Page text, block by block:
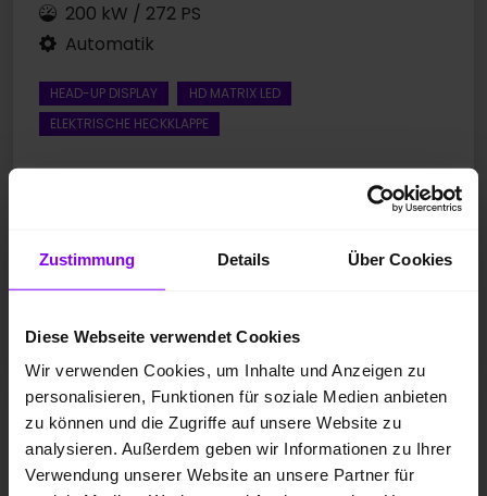
Zustimmung Details Über Cookies
Diese Webseite verwendet Cookies
Wir verwenden Cookies, um Inhalte und Anzeigen zu
personalisieren, Funktionen für soziale Medien anbieten
zu können und die Zugriffe auf unsere Website zu
analysieren. Außerdem geben wir Informationen zu Ihrer
Verwendung unserer Website an unsere Partner für
200 kW / 272 PS
Automatik
HEAD-UP DISPLAY
HD MATRIX LED
ELEKTRISCHE HECKKLAPPE
Fahrzeugangebot der Hülpert SK GmbH
Cupra Leon
Leon 1.5 eTSI CAM ACC LM18 NAVI CARPLAY SITZHEIZ